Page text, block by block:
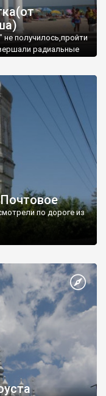
получилось,пройти
радиальные
по дороге из